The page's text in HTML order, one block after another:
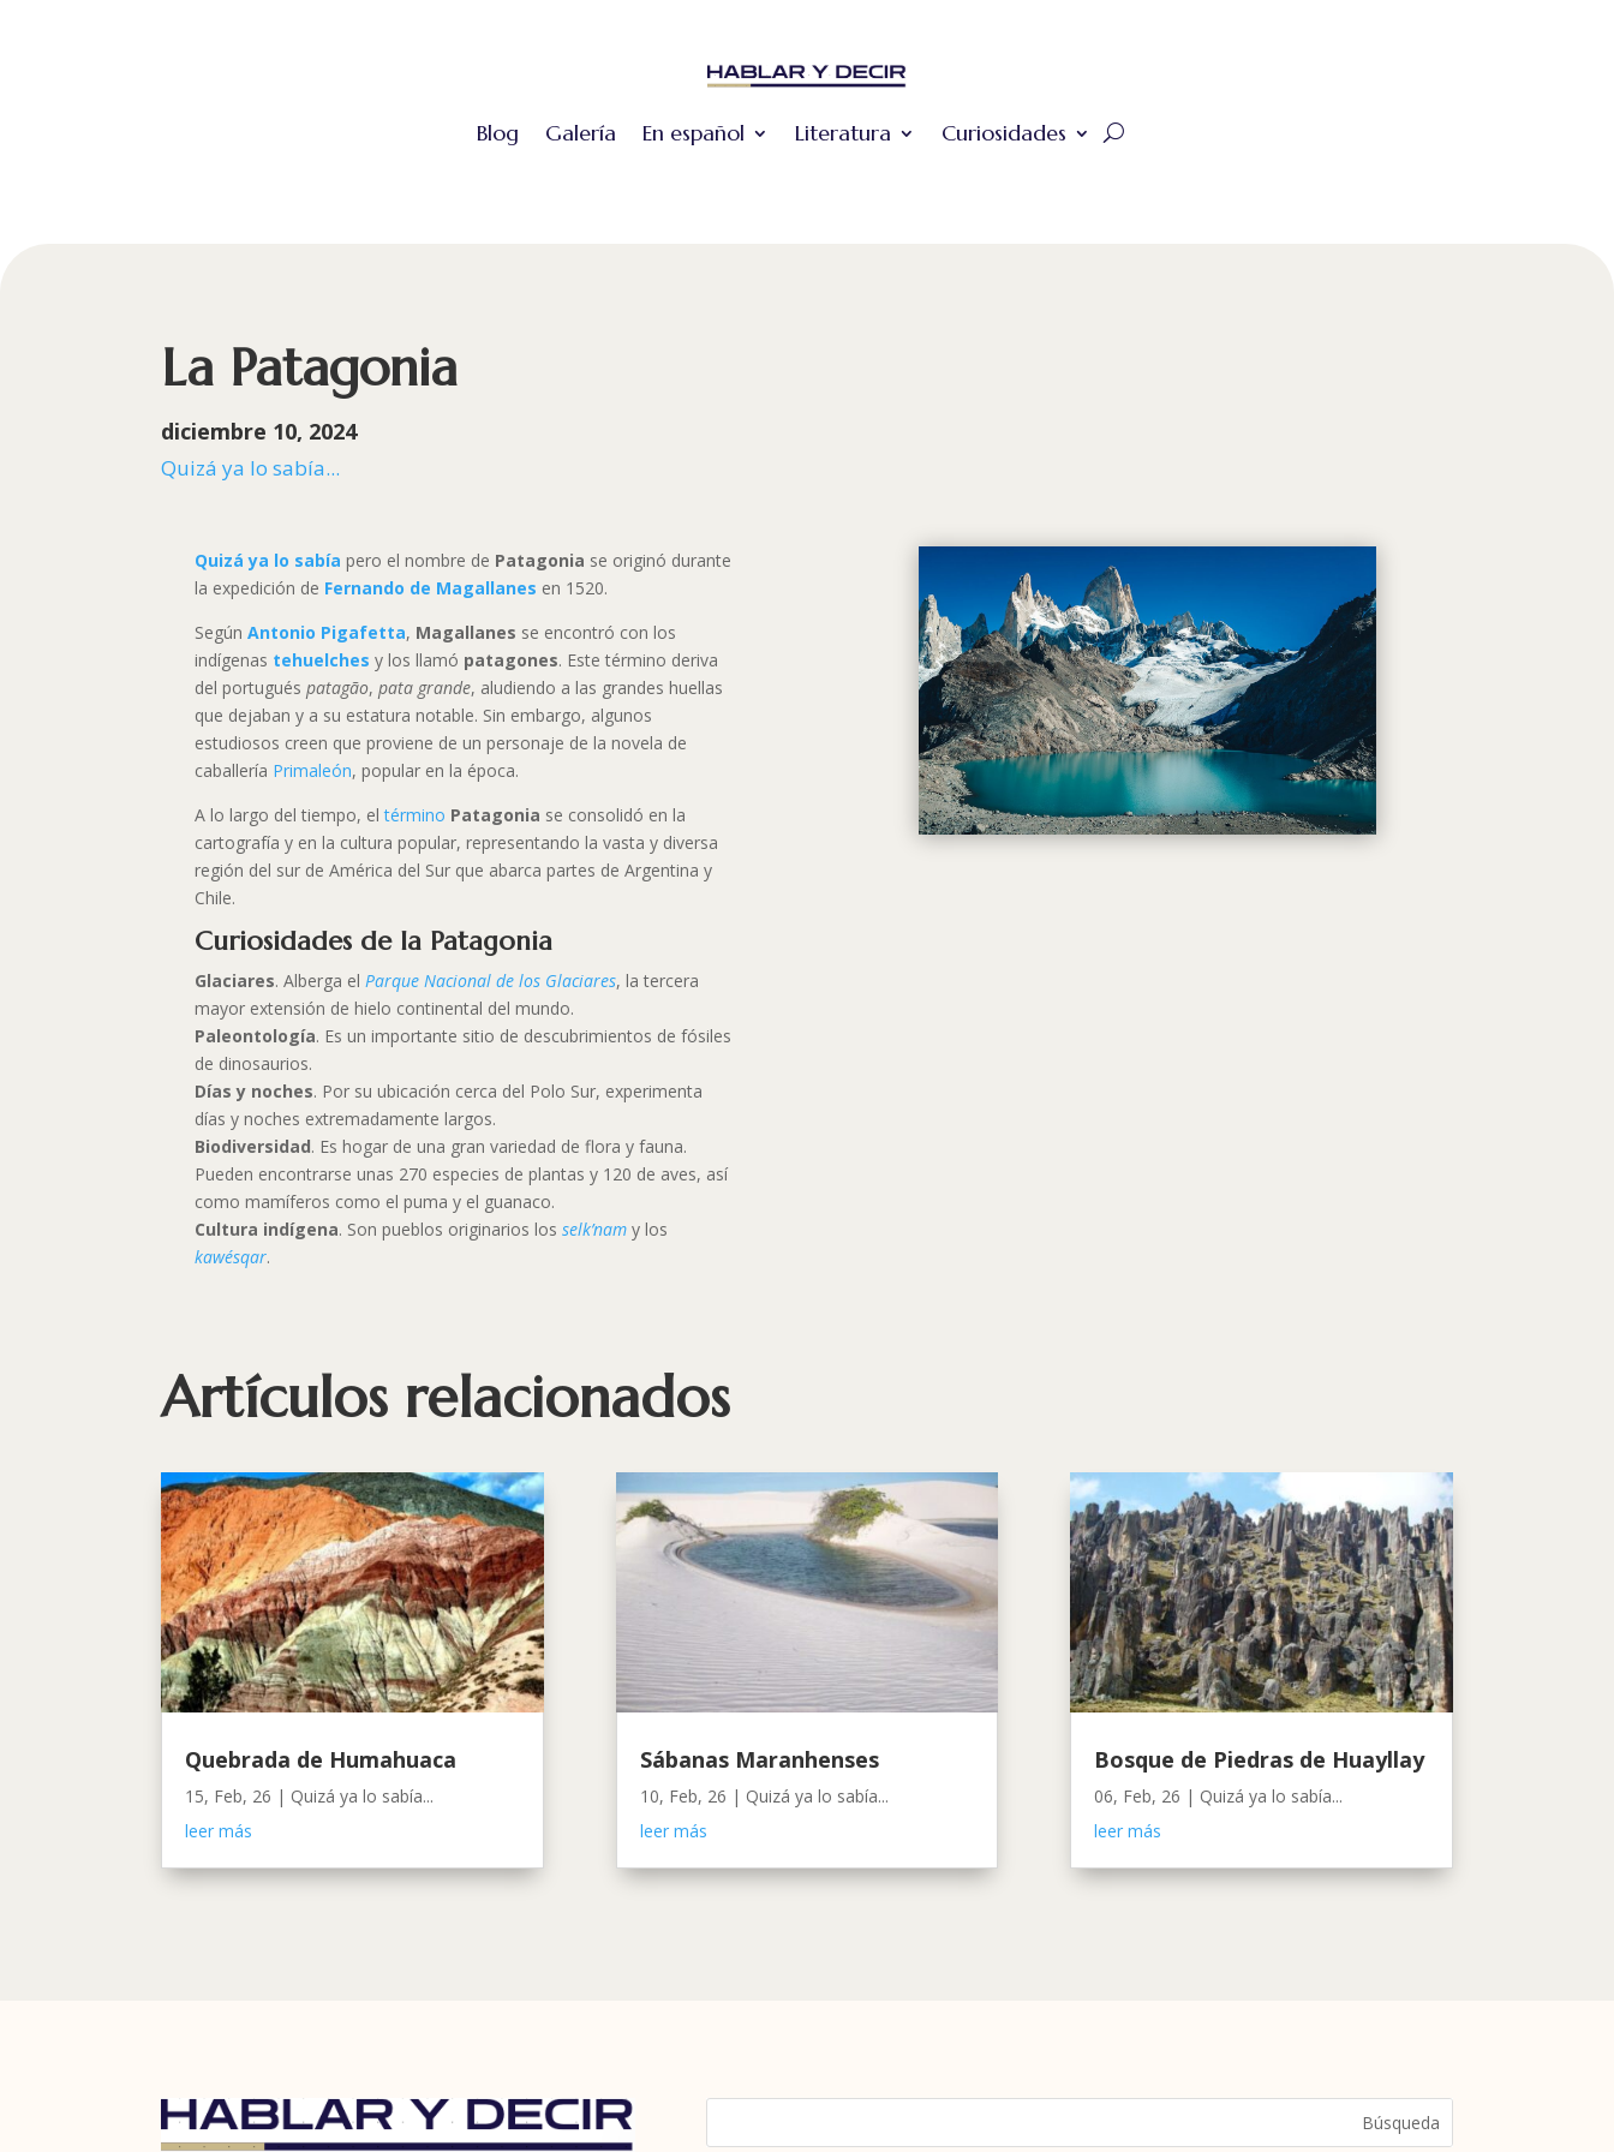
Blog Galería En español Literatura Curiosidades
La Patagonia
diciembre 10, 2024
Quizá ya lo sabía...
Quizá ya lo sabía pero el nombre de Patagonia se originó durante
la expedición de Fernando de Magallanes en 1520.
SegúnAntonio Pigafetta, Magallanes se encontró con los
indígenas tehuelches y los llamó patagones. Este término deriva
del portuguéspatagão,pata grande, aludiendo a las grandes huellas
que dejaban y a su estatura notable. Sin embargo, algunos
estudiosos creen que proviene de un personaje de la novela de
caballería Primaleón, popular en la época.
A lo largo del tiempo, eltérmino Patagonia se consolidó en la
cartografía y en la cultura popular, representando la vasta y diversa
región del sur de América del Sur que abarca partes de Argentina y
Chile.
Curiosidades de la Patagonia
Glaciares. Alberga elParque Nacional de los Glaciares, la tercera
mayor extensión de hielo continental del mundo.
Paleontología. Es un importante sitio de descubrimientos de fósiles
de dinosaurios.
Días y noches. Por su ubicación cerca del Polo Sur, experimenta
días y noches extremadamente largos.
Biodiversidad. Es hogar de una gran variedad de flora y fauna.
Pueden encontrarse unas 270 especies de plantas y 120 de aves, así
como mamíferos como el puma y el guanaco.
Cultura indígena. Son pueblos originarios losselk’nam y los
kawésqar.
Artículos relacionados
Quebrada de Humahuaca
15, Feb, 26 | Quizá ya lo sabía...
leer más
Sábanas Maranhenses
10, Feb, 26 | Quizá ya lo sabía...
leer más
Bosque de Piedras de Huayllay
06, Feb, 26 | Quizá ya lo sabía...
leer más